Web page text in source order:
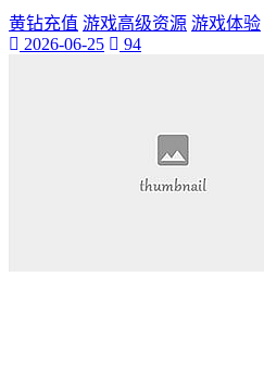
黄钻充值 游戏高级资源 游戏体验
2026-06-25
94